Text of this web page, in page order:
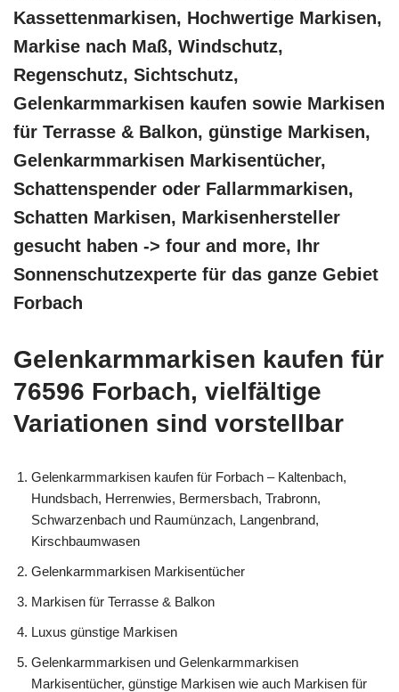
Kassettenmarkisen, Hochwertige Markisen,
Markise nach Maß, Windschutz,
Regenschutz, Sichtschutz,
Gelenkarmmarkisen kaufen sowie Markisen
für Terrasse & Balkon, günstige Markisen,
Gelenkarmmarkisen Markisentücher,
Schattenspender oder Fallarmmarkisen,
Schatten Markisen, Markisenhersteller
gesucht haben -> four and more, Ihr
Sonnenschutzexperte für das ganze Gebiet
Forbach
Gelenkarmmarkisen kaufen für
76596 Forbach, vielfältige
Variationen sind vorstellbar
Gelenkarmmarkisen kaufen für Forbach – Kaltenbach,
Hundsbach, Herrenwies, Bermersbach, Trabronn,
Schwarzenbach und Raumünzach, Langenbrand,
Kirschbaumwasen
Gelenkarmmarkisen Markisentücher
Markisen für Terrasse & Balkon
Luxus günstige Markisen
Gelenkarmmarkisen und Gelenkarmmarkisen
Markisentücher, günstige Markisen wie auch Markisen für